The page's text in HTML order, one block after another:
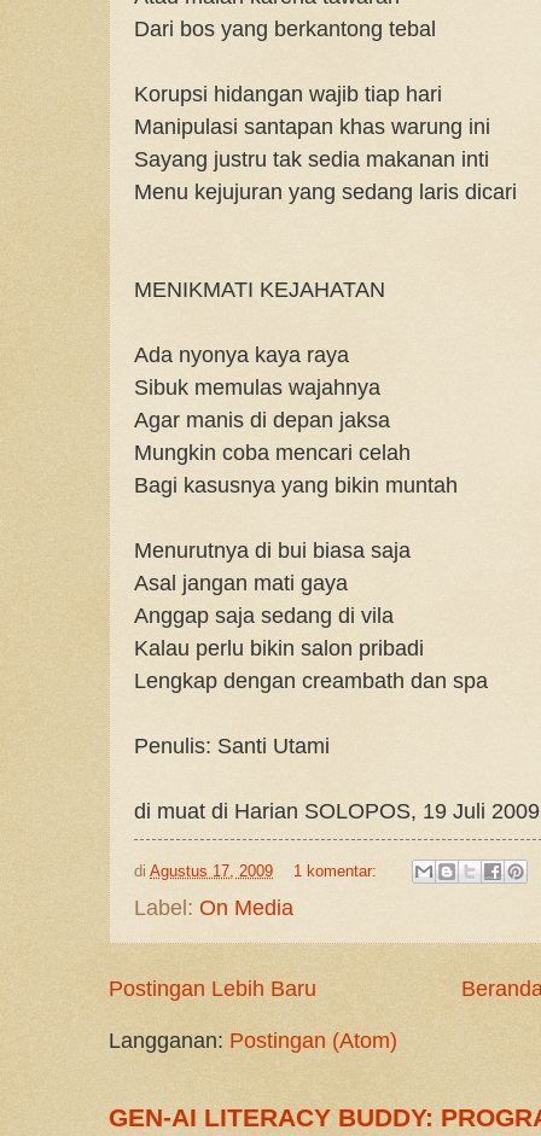
Dari bos yang berkantong tebal
Korupsi hidangan wajib tiap hari
Manipulasi santapan khas warung ini
Sayang justru tak sedia makanan inti
Menu kejujuran yang sedang laris dicari
MENIKMATI KEJAHATAN
Ada nyonya kaya raya
Sibuk memulas wajahnya
Agar manis di depan jaksa
Mungkin coba mencari celah
Bagi kasusnya yang bikin muntah
Menurutnya di bui biasa saja
Asal jangan mati gaya
Anggap saja sedang di vila
Kalau perlu bikin salon pribadi
Lengkap dengan creambath dan spa
Penulis: Santi Utami
di muat di Harian SOLOPOS, 19 Juli 2009
di Agustus 17, 2009 1 komentar:
Label: On Media
Postingan Lebih Baru
Langganan: Postingan (Atom)
GEN-AI LITERACY BUDDY: